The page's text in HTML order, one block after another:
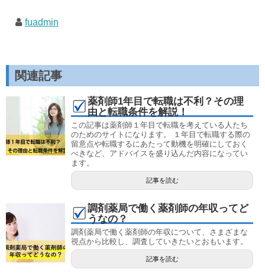
fuadmin
関連記事
薬剤師1年目で転職は不利？その理
由と転職条件を解説！
この記事は薬剤師１年目で転職を考えている人たち
のためのサイトになります。 １年目で転職する際の
留意点や転職するにあたって動機を明確にしておく
べきなど、アドバイスを盛り込んだ内容になってい
ます。
記事を読む
調剤薬局で働く薬剤師の年収ってど
うなの？
調剤薬局で働く薬剤師の年収について、さまざまな
視点から比較し、調査していきたいとおもいます。
記事を読む